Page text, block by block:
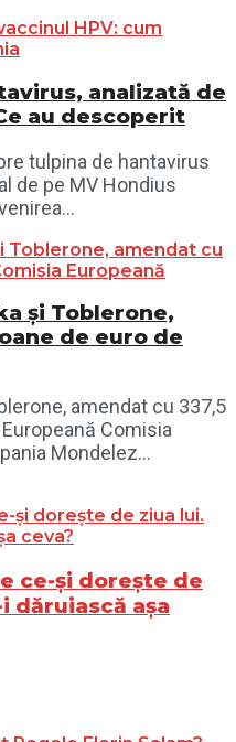
analizată de
au descoperit
tulpina de hantavirus
de pe MV Hondius
și Toblerone,
de euro de
amendat cu 337,5
Comisia
Mondelez...
ce-și dorește de
dăruiască așa